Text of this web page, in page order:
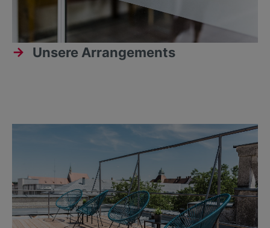
Unsere Arrangements